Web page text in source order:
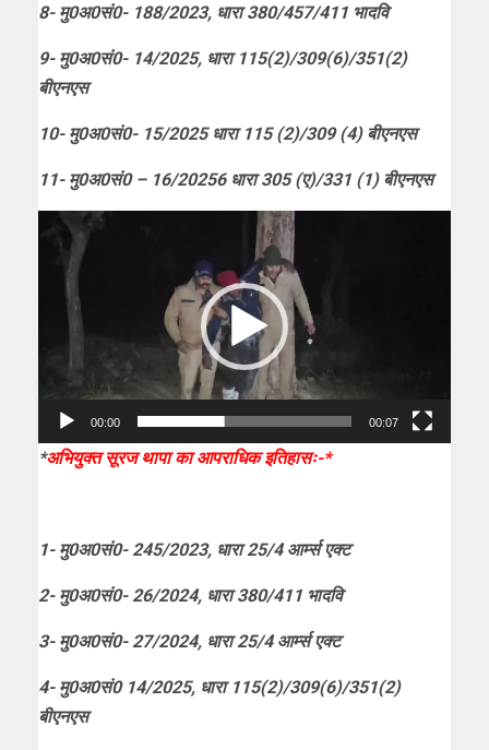
8- मु0अ0सं0- 188/2023, धारा 380/457/411 भादवि
9- मु0अ0सं0- 14/2025, धारा 115(2)/309(6)/351(2)
बीएनएस
10- मु0अ0सं0- 15/2025 धारा 115 (2)/309 (4) बीएनएस
11- मु0अ0सं0 – 16/20256 धारा 305 (ए)/331 (1) बीएनएस
Video
Player
00:00 00:07
*अभियुक्त सूरज थापा का आपराधिक इतिहासः-*
1- मु0अ0सं0- 245/2023, धारा 25/4 आर्म्स एक्ट
2- मु0अ0सं0- 26/2024, धारा 380/411 भादवि
3- मु0अ0सं0- 27/2024, धारा 25/4 आर्म्स एक्ट
4- मु0अ0सं0 14/2025, धारा 115(2)/309(6)/351(2)
बीएनएस